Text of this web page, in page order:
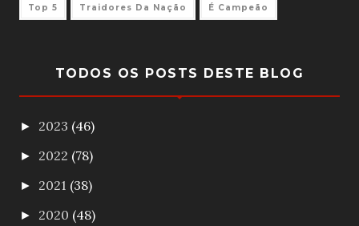
Top 5 Traidores Da Nação É Campeão
TODOS OS POSTS DESTE BLOG
► 2023 (46)
► 2022 (78)
► 2021 (38)
► 2020 (48)